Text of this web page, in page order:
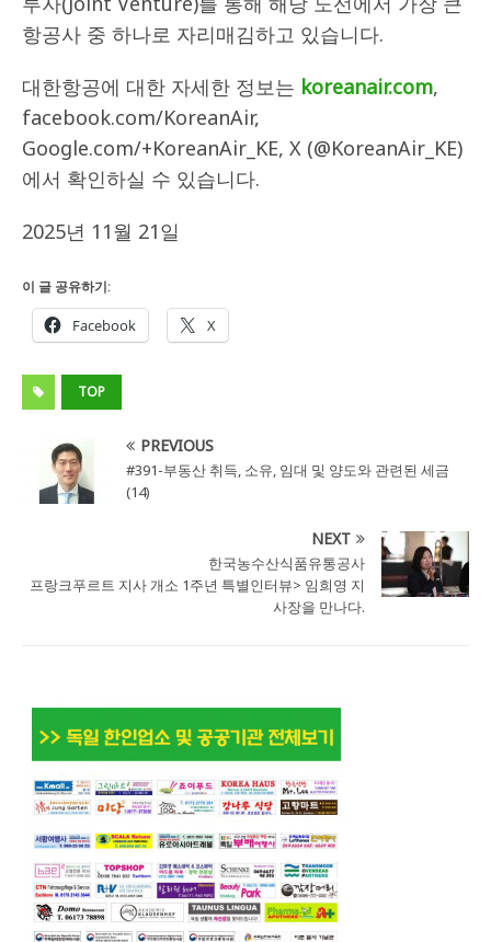
항공사 중 하나로 자리매김하고 있습니다.
대한항공에 대한 자세한 정보는 koreanair.com,
facebook.com/KoreanAir,
Google.com/+KoreanAir_KE, X (@KoreanAir_KE)
에서 확인하실 수 있습니다.
2025년 11월 21일
이 글 공유하기:
Facebook X
TOP
PREVIOUS
#391-부동산 취득, 소유, 임대 및 양도와 관련된 세금
(14)
NEXT
한국농수산식품유통공사
프랑크푸르트 지사 개소 1주년 특별인터뷰> 임희영 지
사장을 만나다.